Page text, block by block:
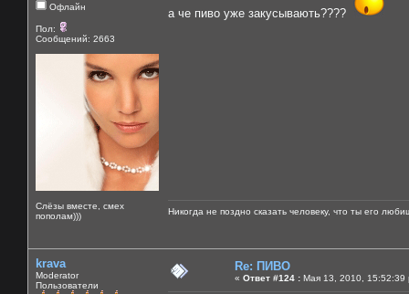
Офлайн
Пол:
Сообщений: 2663
Слёзы вместе, смех
пополам)))
а че пиво уже закусывають????
Никогда не поздно сказать человеку, что ты его
krava
Moderator
Пользователи
Re: ПИВО
« Ответ #124 : Мая 13, 2010, 15:52:39